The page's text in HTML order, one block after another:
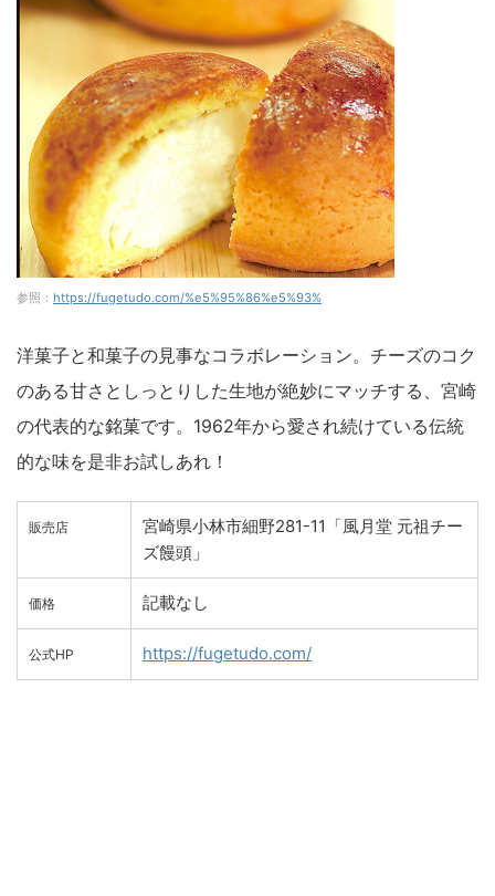
参照： https://fugetudo.com/%e5%95%86%e5%93%
洋菓子と和菓子の見事なコラボレーション。チーズのコク
のある甘さとしっとりした生地が絶妙にマッチする、宮崎
の代表的な銘菓です。1962年から愛され続けている伝統
的な味を是非お試しあれ！
販売店
宮崎県小林市細野281-11「風月堂 元祖チー
ズ饅頭」
価格 記載なし
公式HP https://fugetudo.com/